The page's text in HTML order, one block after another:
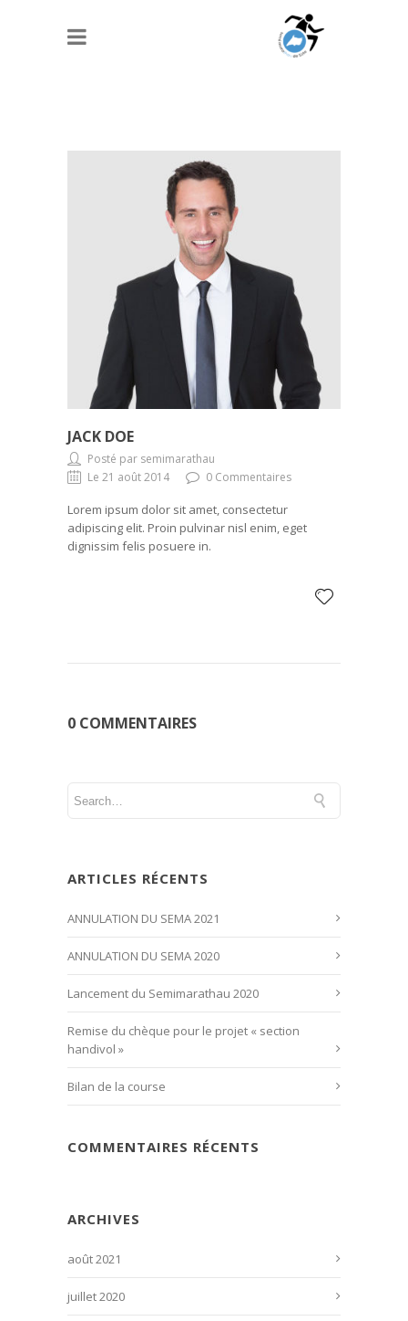
JACK DOE
Posté par semimarathau
Le 21 août 2014
0 Commentaires
Lorem ipsum dolor sit amet, consectetur
adipiscing elit. Proin pulvinar nisl enim, eget
dignissim felis posuere in.
0 COMMENTAIRES
ARTICLES RÉCENTS
ANNULATION DU SEMA 2021
ANNULATION DU SEMA 2020
Lancement du Semimarathau 2020
Remise du chèque pour le projet « section
handivol »
Bilan de la course
COMMENTAIRES RÉCENTS
ARCHIVES
août 2021
juillet 2020